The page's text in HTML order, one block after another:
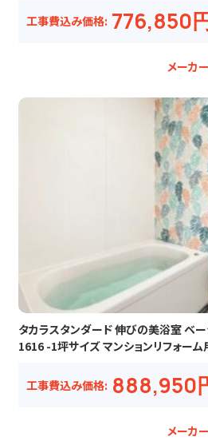
工事費込み価格: 776,850
メーカ
タカラスタンダード 伸びの美浴室 ベ
1616 -1坪サイズ マンションリフォー
工事費込み価格: 888,950
メーカ